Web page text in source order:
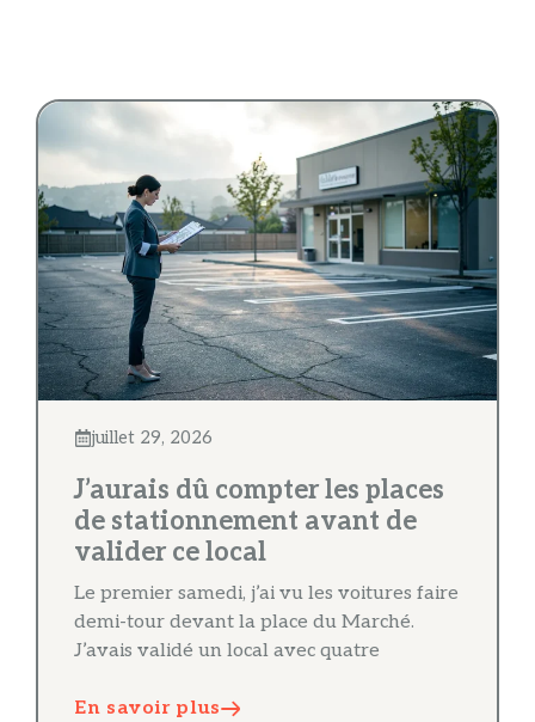
juillet 29, 2026
J’aurais dû compter les places
de stationnement avant de
valider ce local
Le premier samedi, j’ai vu les voitures faire
demi-tour devant la place du Marché.
J’avais validé un local avec quatre
En savoir plus